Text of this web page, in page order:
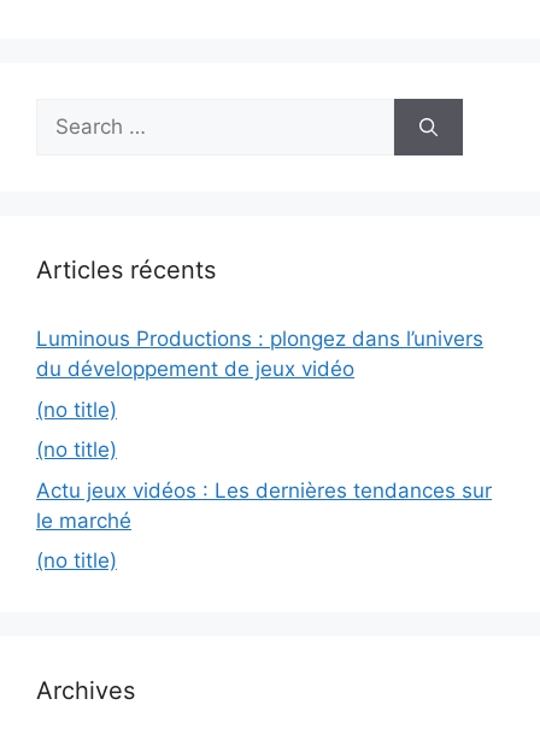
Search
for:
Articles récents
Luminous Productions : plongez dans l’univers
du développement de jeux vidéo
(no title)
(no title)
Actu jeux vidéos : Les dernières tendances sur
le marché
(no title)
Archives